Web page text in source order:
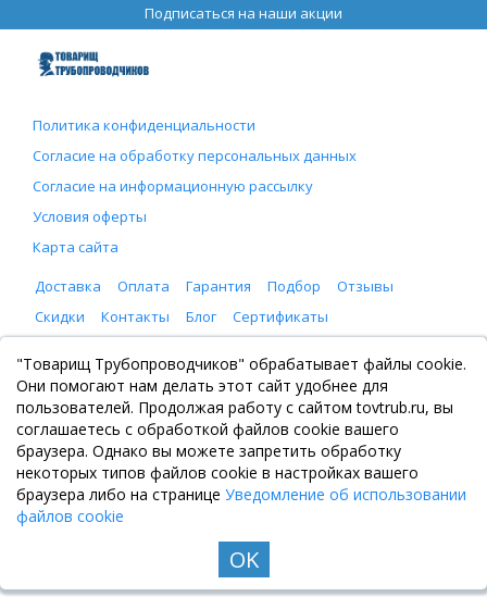
Подписаться на наши акции
Политика конфиденциальности
Согласие на обработку персональных данных
Согласие на информационную рассылку
Условия оферты
Карта сайта
Доставка
Оплата Гарантия Подбор
Отзывы
Скидки
Контакты Блог Сертификаты
ООО "Товарищ Трубопроводчиков"
Москва, Рязанский проспект 8, с. 2
+7 (495) 065-46-75
zakaz@tovtrub.ru
09:00-17:00 ПН-ПТ
Склад: Москва, Рязанский проспект 8, с. 2
© Все права защищены. Информация сайта защищена законом об авторских правах, 2020-
"Товарищ Трубопроводчиков" обрабатывает файлы cookie.
Они помогают нам делать этот сайт удобнее для
пользователей. Продолжая работу с сайтом tovtrub.ru, вы
соглашаетесь с обработкой файлов cookie вашего
браузера. Однако вы можете запретить обработку
некоторых типов файлов cookie в настройках вашего
браузера либо на странице Уведомление об использовании
файлов cookie
OK